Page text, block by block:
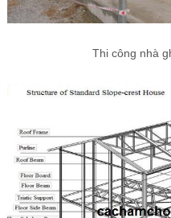
Thi công nhà